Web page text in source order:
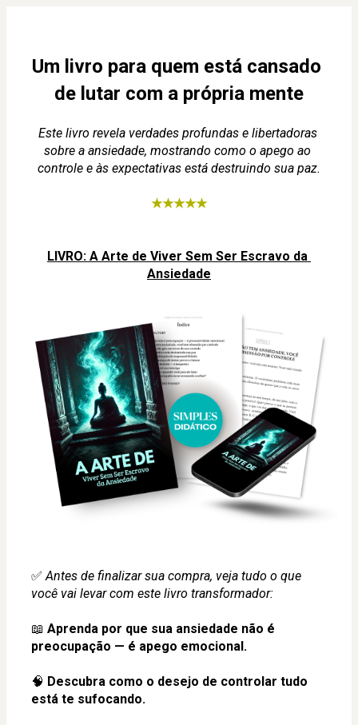
Um livro para quem está cansado
de lutar com a própria mente
Este livro revela verdades profundas e libertadoras
sobre a ansiedade, mostrando como o apego ao
controle e às expectativas está destruindo sua paz.
★★★★★
LIVRO: A Arte de Viver Sem Ser Escravo da
Ansiedade
✅ Antes de finalizar sua compra, veja tudo o que
você vai levar com este livro transformador:
📖 Aprenda por que sua ansiedade não é
preocupação — é apego emocional.
🧠 Descubra como o desejo de controlar tudo
está te sufocando.